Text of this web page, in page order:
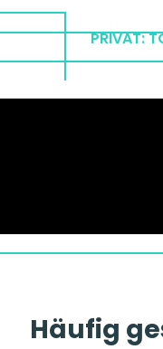
PRIVAT:
Häufig